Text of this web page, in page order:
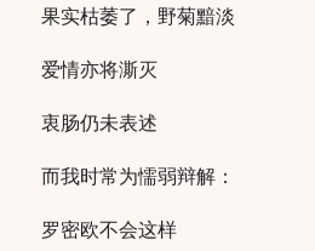
果实枯萎了，野菊黯淡
爱情亦将澌灭
衷肠仍未表述
而我时常为懦弱辩解：
罗密欧不会这样